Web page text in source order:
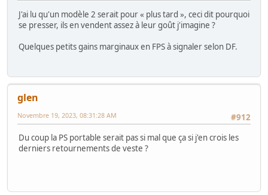
J'ai lu qu'un modèle 2 serait pour « plus tard », ceci dit pourquoi
se presser, ils en vendent assez à leur goût j'imagine ?
Quelques petits gains marginaux en FPS à signaler selon DF.
glen
#912
Novembre 19, 2023, 08:31:28 AM
Du coup la PS portable serait pas si mal que ça si j'en crois les
derniers retournements de veste ?